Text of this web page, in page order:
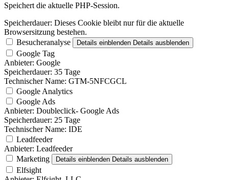
Speichert die aktuelle PHP-Session.
Speicherdauer: Dieses Cookie bleibt nur für die aktuelle
Browsersitzung bestehen.
Besucheranalyse
Details einblenden Details ausblenden
Google Tag
Anbieter: Google
Speicherdauer: 35 Tage
Technischer Name: GTM-5NFCGCL
Google Analytics
Google Ads
Anbieter: Doubleclick- Google Ads
Speicherdauer: 25 Tage
Technischer Name: IDE
Leadfeeder
Anbieter: Leadfeeder
Marketing
Details einblenden Details ausblenden
Elfsight